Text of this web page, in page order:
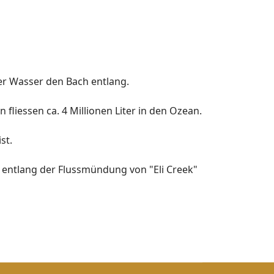
Wasser den Bach entlang.
fliessen ca. 4 Millionen Liter in den Ozean.
der Flussmündung von "Eli Creek"